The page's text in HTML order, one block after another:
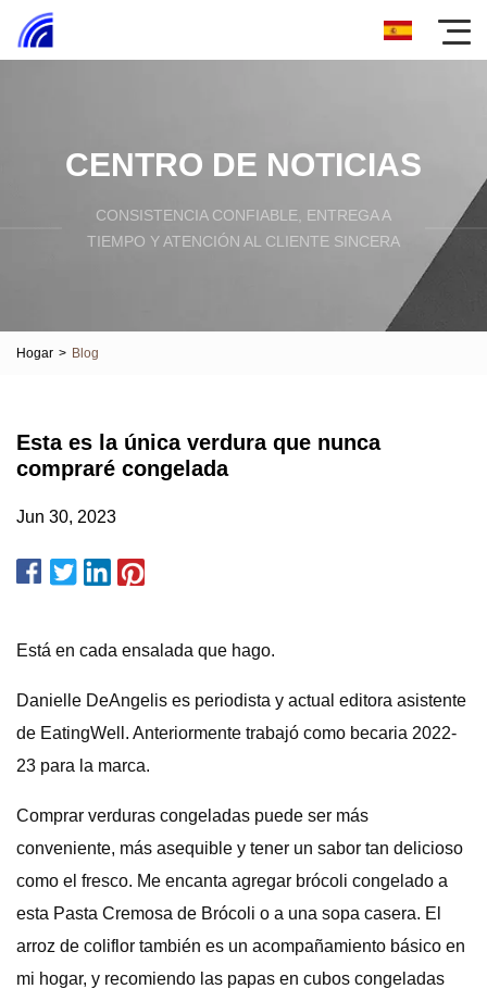
CENTRO DE NOTICIAS
CONSISTENCIA CONFIABLE, ENTREGA A
TIEMPO Y ATENCIÓN AL CLIENTE SINCERA
Hogar > Blog
Esta es la única verdura que nunca
compraré congelada
Jun 30, 2023
Está en cada ensalada que hago.
Danielle DeAngelis es periodista y actual editora asistente
de EatingWell. Anteriormente trabajó como becaria 2022-
23 para la marca.
Comprar verduras congeladas puede ser más
conveniente, más asequible y tener un sabor tan delicioso
como el fresco. Me encanta agregar brócoli congelado a
esta Pasta Cremosa de Brócoli o a una sopa casera. El
arroz de coliflor también es un acompañamiento básico en
mi hogar, y recomiendo las papas en cubos congeladas